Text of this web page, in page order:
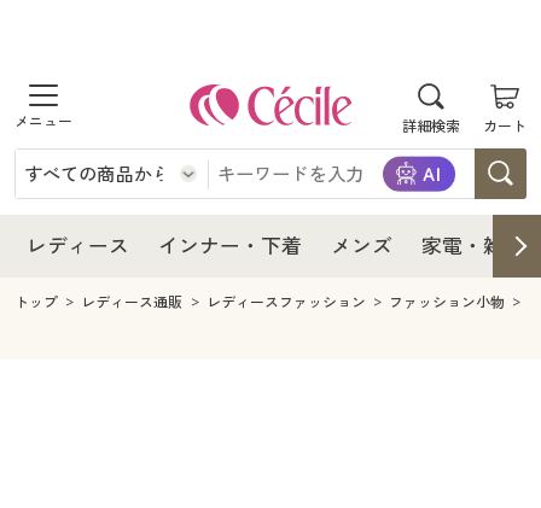
詳細検索 カート
商品を探す
レディース
レディースファッション
インナー・下着
インナー・下着通販すべて
メンズ
レディース インナー・下着 メンズ 家電・雑貨
レディース
レディース通販すべて
レディースファッション
インナー・下着
インナー・下着通販すべて
メンズ
トップ レディース通販 レディースファッション ファッション小物